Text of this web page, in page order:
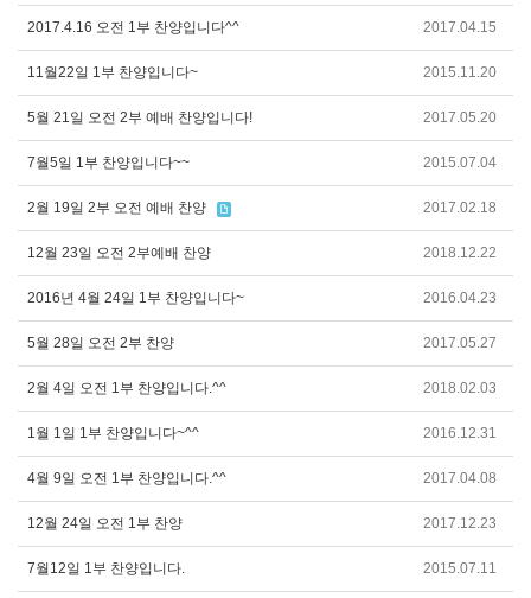
2017.4.16 오전 1부 찬양입니다^^ 2017.04.15
11월22일 1부 찬양입니다~ 2015.11.20
5월 21일 오전 2부 예배 찬양입니다! 2017.05.20
7월5일 1부 찬양입니다~~ 2015.07.04
2월 19일 2부 오전 예배 찬양 2017.02.18
12월 23일 오전 2부예배 찬양 2018.12.22
2016년 4월 24일 1부 찬양입니다~ 2016.04.23
5월 28일 오전 2부 찬양 2017.05.27
2월 4일 오전 1부 찬양입니다.^^ 2018.02.03
1월 1일 1부 찬양입니다~^^ 2016.12.31
4월 9일 오전 1부 찬양입니다.^^ 2017.04.08
12월 24일 오전 1부 찬양 2017.12.23
7월12일 1부 찬양입니다. 2015.07.11